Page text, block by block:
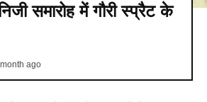
समारोह में गौरी स्प्रैट के
ago